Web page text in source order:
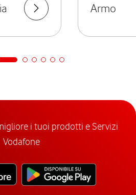
Armo
i tuoi prodotti e Servizi
Vodafone